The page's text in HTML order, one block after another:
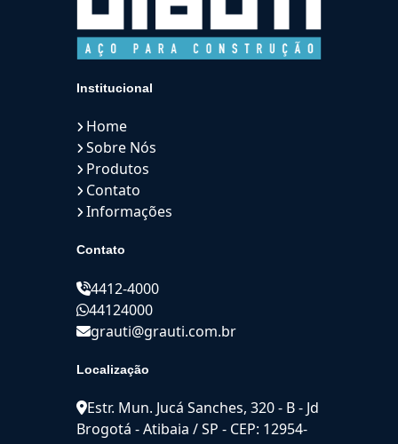
Institucional
Home
Sobre Nós
Produtos
Contato
Informações
Contato
4412-4000
44124000
grauti@grauti.com.br
Localização
Estr. Mun. Jucá Sanches, 320 - B - Jd
Brogotá - Atibaia / SP - CEP: 12954-